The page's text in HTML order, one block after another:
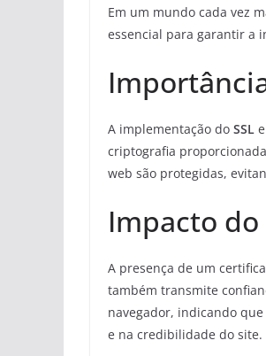
Em um mundo cada vez
essencial para garantir a
A implementação do SSL
criptografia
web são protegidas,
Impacto do
A presença de um
também transmite
navegador, indicando
e na credibilidade do site.